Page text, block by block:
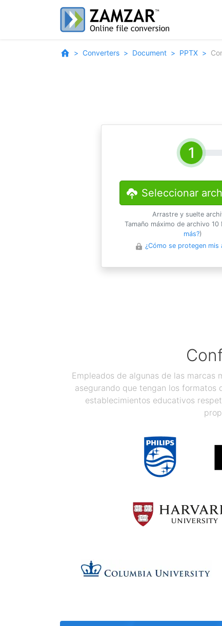
Converters Document PPTX
Seleccionar
Arrastre y suelte
Tamaño máximo de archivo 10
más?)
¿Cómo se protegen mis
Empleados de algunas de las
asegurando que tengan los formatos
establecimientos educativos